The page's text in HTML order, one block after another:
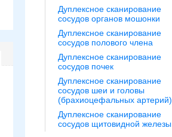
Дуплексное сканирование
сосудов органов мошонки
Дуплексное сканирование
сосудов полового члена
Дуплексное сканирование
сосудов почек
Дуплексное сканирование
сосудов шеи и головы
(брахиоцефальных артерий)
Дуплексное сканирование
сосудов щитовидной железы